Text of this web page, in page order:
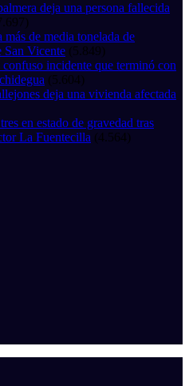
deja una persona fallecida
más de media tonelada de
San Vicente (5.849)
incidente que terminó con
(5.604)
deja una vivienda afectada
en estado de gravedad tras
La Fuentecilla (4.564)